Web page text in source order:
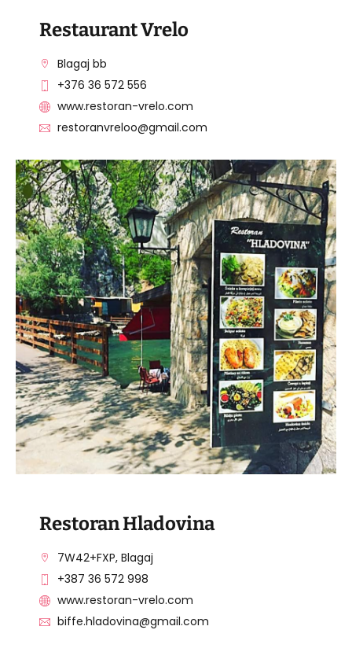
Restaurant Vrelo
Blagaj bb
+376 36 572 556
www.restoran-vrelo.com
restoranvreloo@gmail.com
POSJETITE OBJEKAT
Restoran Hladovina
7W42+FXP, Blagaj
+387 36 572 998
www.restoran-vrelo.com
biffe.hladovina@gmail.com